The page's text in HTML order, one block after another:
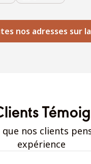
nos adresses sur
que nos clients
expérience